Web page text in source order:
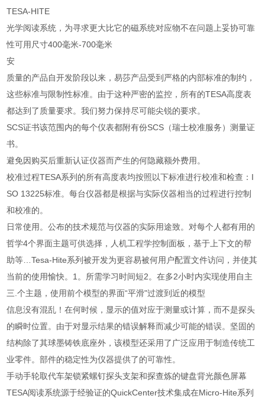
TESA-HITE
光学阅读系统，为寻求更大比它的磁系统对应物不在问题上妥协可靠
性可用尺寸400毫米-700毫米
安
质量的产品自开发阶段以来，易莎产品受到严格的内部标准的制约，
这些标准与限制性标准。由于这种严密的监控，所有的TESA高度表
都达到了质量要求。我们努力保持尽可能尖锐的要求。
SCS证书该范围内的每个仪表都附有份SCS（瑞士校准服务）测量证
书。
避免因购买后重新认证仪器而产生的何隐藏额外费用。
校准过程TESA系列的所有高度表均按照以下标准进行校准和检查：I
SO 13225标准。每台仪器都是根据与实际仪器相当的过程进行控制
和校准的。
日常使用。公布的技术规范与仪器的实际用途致。对每个人都有用的
哲学4个界面主题可供选择，人机工程学控制面板，基于上下文的帮
助等…Tesa-Hite系列被开发为更容易被何用户配置文件访问，并使其
当前的使用愉快。1。所需学习时间短2。在多2小时内实现使用自主
三.个主题，使用前个模型的界面“平滑"过渡到近的模型
信息没有混乱！在何时候，显示的值对应于测量或计算，而不是探头
的瞬时位置。由于对显示结果的错误解释而减少可能的错误。坚固的
结构除了其球墨铸铁底座外，该模型还采用了广泛应用于制造传统工
业零件。部件的稳定性为仪器提供了的可靠性。
手动手轮取代车架锁紧螺钉探头支架和探查炼的键盘背光颜色屏幕
TESA阅读系统源于经验证的QuickCenter技术集成在Micro-Hite系列